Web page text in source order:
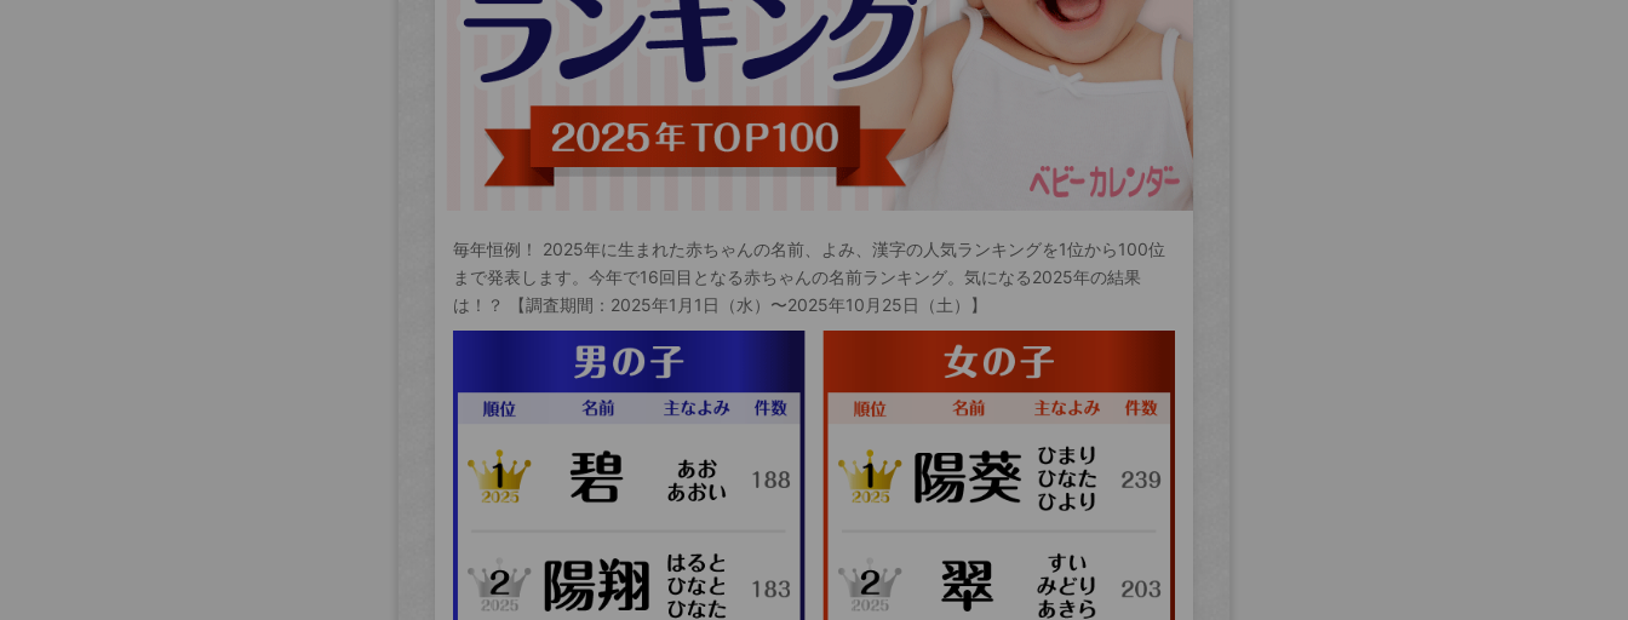
毎年恒例！ 2025年に生まれた赤ちゃんの名前、よみ、漢字の人気ランキングを1位から100位
まで発表します。今年で16回目となる赤ちゃんの名前ランキング。気になる2025年の結果
は！？ 【調査期間：2025年1月1日（水）〜2025年10月25日（土）】